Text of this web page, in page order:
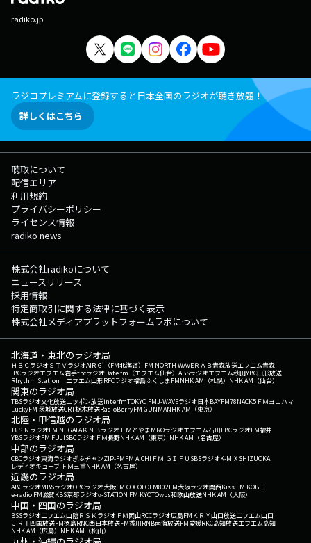
radiko.jp
ラジコプレミアムに登録すると日本全国のラジオが聴き放題！
詳しくはこちら
聴取について
配信エリア
利用規約
プライバシーポリシー
ライセンス情報
radiko news
株式会社radikoについて
ニュースリリース
採用情報
特定商取引に関する法律に基づく表示
株式会社メディアプラットフォームラボについて
北海道・東北のラジオ局
ＨＢＣラジオＳＴＶラジオAIR-G'（FM北海道） FM NORTH WAVEＲＡＢ青森放送エフエム青森
IBCラジオエフエム岩手tbcラジオDate fm（エフエム仙台） ABSラジオエフエム秋田YBC山形放送
Rhythm Station エフエム山形RFCラジオ福島ふくしまFMNHK AM（札幌） NHK AM（仙台）
関東のラジオ局
TBSラジオ文化放送ニッポン放送interfmTOKYO FMJ-WAVEラジオ日本BAYFM78NACK5 ＦＭヨコハマ
LuckyFM 茨城放送CRT栃木放送RadioBerryFM GUNMANHK AM（東京）
北陸・甲信越のラジオ局
ＢＳＮラジオFM NIIGATAＫＮＢラジオ ＦＭとやまMROラジオエフエム石川FBCラジオFM福井
YBSラジオFM FUJISBCラジオ ＦＭ長野NHK AM（東京） NHK AM（名古屋）
中部のラジオ局
CBCラジオ東海ラジオぎふチャンZIP-FMFM AICHI ＦＭ ＧＩＦＵ SBSラジオK-MIX SHIZUOKA
レディオキューブ ＦＭ三重NHK AM（名古屋）
近畿のラジオ局
ABCラジオMBSラジオOBCラジオ大阪FM COCOLOFM802FM大阪ラジオ関西Kiss FM KOBE
e-radio FM滋賀KBS京都ラジオα-STATION FM KYOTOwbs和歌山放送NHK AM（大阪）
中国・四国のラジオ局
BSSラジオエフエム山陰ＲＳＫラジオ ＦＭ岡山RCCラジオ広島FM ＫＲＹ山口放送エフエム山口
ＪＲＴ四国放送FM徳島RNC西日本放送FM香川RNB南海放送FM愛媛RKC高知放送エフエム高知
NHK AM（広島） NHK AM（松山）